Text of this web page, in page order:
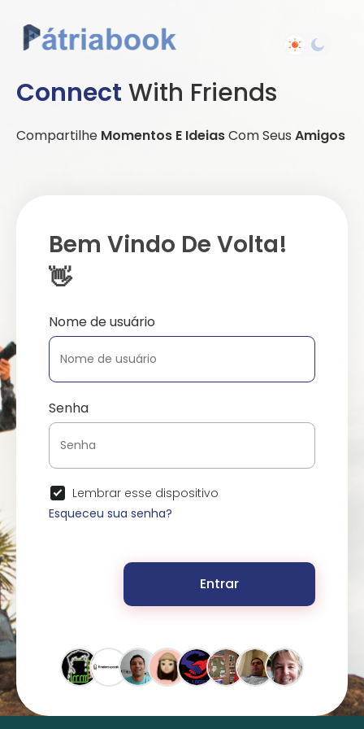
Connect With Friends
Compartilhe Momentos E IdeiasCom Seus Amigos
Bem Vindo De Volta!
👋
Nome de usuário
Senha
Lembrar esse dispositivo
Esqueceu sua senha?
Entrar